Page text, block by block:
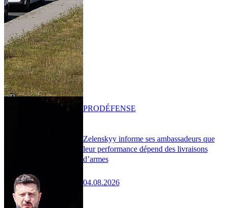
Zelenskyy informe ses ambassadeurs que
leur performance dépend des livraisons
d’armes
04.08.2026
PRODÉFENSE